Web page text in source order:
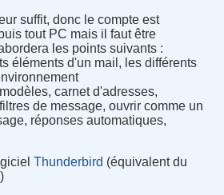
suffit, donc le compte est
tout PC mais il faut être
les points suivants :
éléments d'un mail, les différents
carnet d'adresses,
de message, ouvrir comme un
réponses automatiques,
Thunderbird (équivalent du